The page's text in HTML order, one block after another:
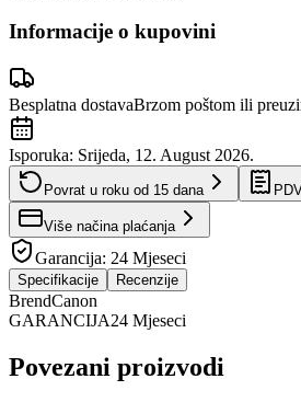
Informacije o kupovini
Besplatna dostavaBrzom poštom ili
Isporuka: Srijeda, 12. August 2026.
Povrat u roku od 15 dana
Više načina plaćanja
Garancija: 24 Mjeseci
Specifikacije Recenzije
BrendCanon
GARANCIJA24 Mjeseci
Povezani proizvodi